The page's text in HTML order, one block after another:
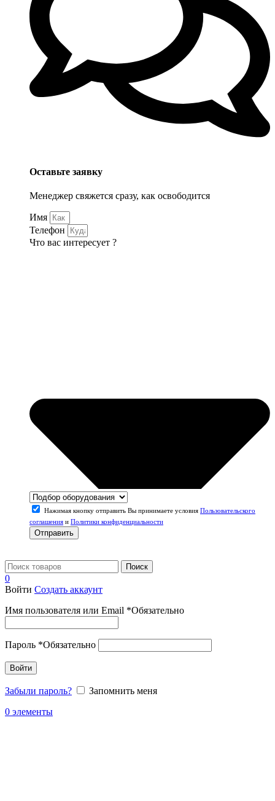
Оставьте заявку
Менеджер свяжется сразу, как освободится
Имя
Телефон
Что вас интересует ?
Нажимая кнопку отправить Вы принимаете условия Пользовательского
соглашения и Политики конфиденциальности
Отправить
Поиск
0
Войти Создать аккаунт
Имя пользователя или Email *Обязательно
Пароль *Обязательно
Войти
Забыли пароль?
Запомнить меня
0 элементы